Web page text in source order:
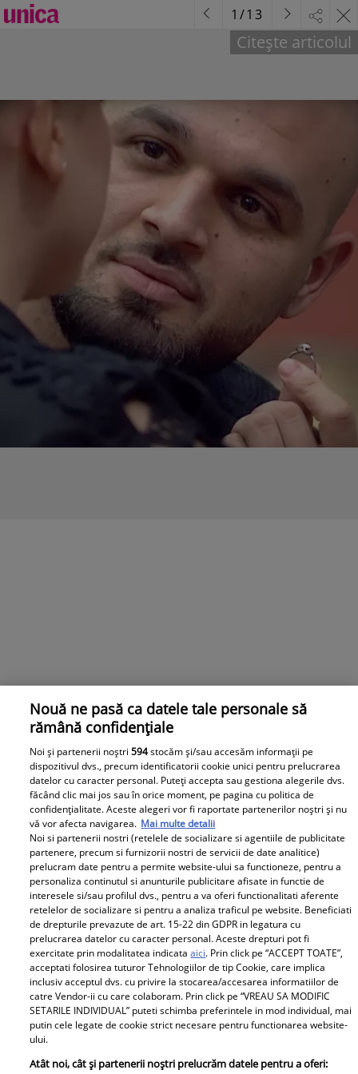
Câștigătorii sezonului 3 „Casa Iubirii”, desemnați în
marea finală de duminică. Sezonul 4 vine cu o surpriză
uriașă
Cel de-al treilea sezon al show-ului matrimonial „Casa
Iubirii” se apropie de final, marii câștigători urmând să
fie desemnați în finala ce va avea loc duminică, 12
ianuarie. Sezonul 4 va începe a doua zi, cu o surpriză de
proporții. Citește mai multe în articol.
Citește articolul
1 /13
Parteneri
Nouă ne pasă ca datele tale personale să
rămână confidențiale
Noi și partenerii noștri594stocăm și/sau accesăm informații pe
dispozitivul dvs., precum identificatorii cookie unici pentru prelucrarea
datelor cu caracter personal. Puteți accepta sau gestiona alegerile dvs.
făcând clic mai jos sau în orice moment, pe pagina cu politica de
confidențialitate. Aceste alegeri vor fi raportate partenerilor noștri și nu
vă vor afecta navigarea. Mai multe detalii
Noi si partenerii nostri (retelele de socializare si agentiile de publicitate
partenere, precum si furnizorii nostri de servicii de date analitice)
prelucram date pentru a permite website-ului sa functioneze, pentru a
personaliza continutul si anunturile publicitare afisate in functie de
interesele si/sau profilul dvs., pentru a va oferi functionalitati aferente
retelelor de socializare si pentru a analiza traficul pe website. Beneficiati
de drepturile prevazute de art. 15-22 din GDPR in legatura cu
prelucrarea datelor cu caracter personal. Aceste drepturi pot fi
exercitate prin modalitatea indicataaici. Prin click pe “ACCEPT TOATE”,
acceptati folosirea tuturor Tehnologiilor de tip Cookie, care implica
inclusiv acceptul dvs. cu privire la stocarea/accesarea informatiilor de
catre Vendor-ii cu care colaboram. Prin click pe “VREAU SA MODIFIC
SETARILE INDIVIDUAL” puteti schimba preferintele in mod individual, mai
putin cele legate de cookie strict necesare pentru functionarea website-
ului.
Atât noi, cât și partenerii noștri prelucrăm datele pentru a oferi: